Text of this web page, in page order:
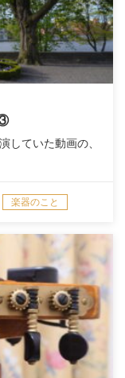
していた動画の、
楽器のこと